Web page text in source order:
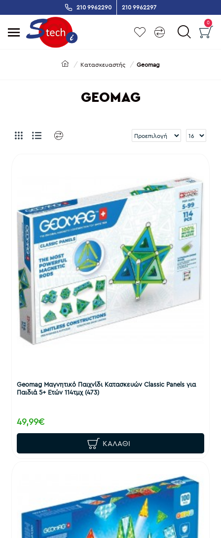
210 9962290 210 9962297
0
Κατασκευαστής Geomag
GEOMAG
Geomag Μαγνητικό Παιχνίδι Κατασκευών Classic Panels για
Παιδιά 5+ Ετών 114τμχ (473)
49,99€
ΚΑΛΆΘΙ